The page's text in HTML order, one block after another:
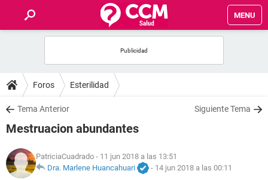
MENU
FOROS
SALUD
NUTRICIÓN
Foros Esterilidad
Tema Anterior Siguiente Tema
Mestruacion abundantes
PatriciaCuadrado - 11 jun 2018 a las 13:51
Dra. Marlene Huancahuari
- 14 jun 2018 a las 00:11